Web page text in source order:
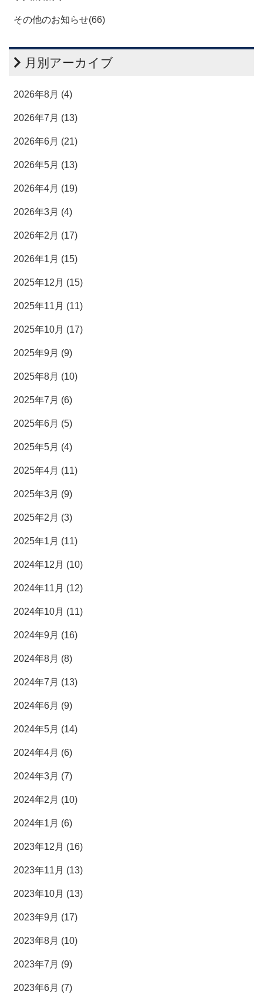
その他のお知らせ(66)
月別アーカイブ
2026年8月 (4)
2026年7月 (13)
2026年6月 (21)
2026年5月 (13)
2026年4月 (19)
2026年3月 (4)
2026年2月 (17)
2026年1月 (15)
2025年12月 (15)
2025年11月 (11)
2025年10月 (17)
2025年9月 (9)
2025年8月 (10)
2025年7月 (6)
2025年6月 (5)
2025年5月 (4)
2025年4月 (11)
2025年3月 (9)
2025年2月 (3)
2025年1月 (11)
2024年12月 (10)
2024年11月 (12)
2024年10月 (11)
2024年9月 (16)
2024年8月 (8)
2024年7月 (13)
2024年6月 (9)
2024年5月 (14)
2024年4月 (6)
2024年3月 (7)
2024年2月 (10)
2024年1月 (6)
2023年12月 (16)
2023年11月 (13)
2023年10月 (13)
2023年9月 (17)
2023年8月 (10)
2023年7月 (9)
2023年6月 (7)